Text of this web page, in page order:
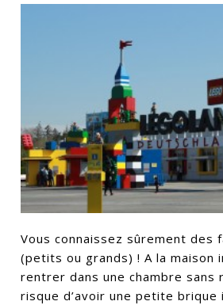
Vous connaissez sûrement des
(petits ou grands) ! A la maison
rentrer dans une chambre sans
risque d’avoir une petite brique